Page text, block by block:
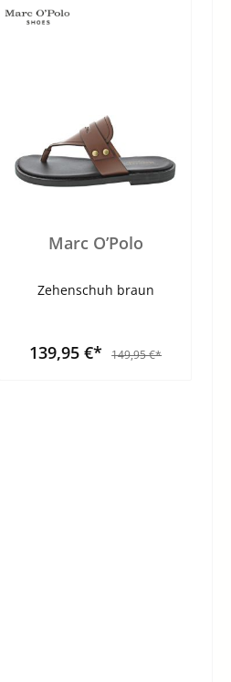
Marc O’Polo
Zehenschuh braun
139,95 €* 149,95 €*